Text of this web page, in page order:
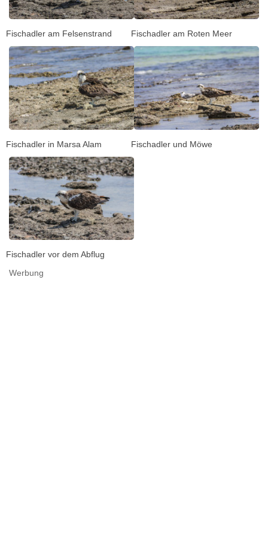
Fischadler am Felsenstrand Fischadler am Roten Meer
Fischadler in Marsa Alam Fischadler und Möwe
Fischadler vor dem Abflug
Werbung